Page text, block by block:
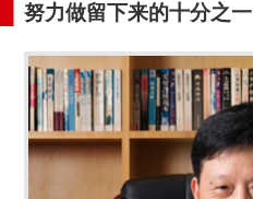
努力做留下来的十分之一